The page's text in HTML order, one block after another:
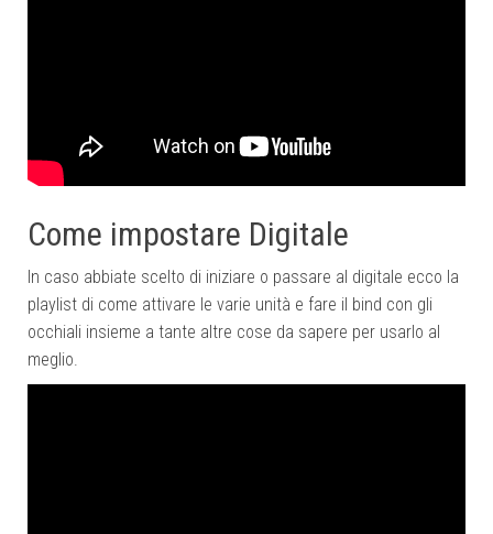
Come impostare Digitale
In caso abbiate scelto di iniziare o passare al digitale ecco la
playlist di come attivare le varie unità e fare il bind con gli
occhiali insieme a tante altre cose da sapere per usarlo al
meglio.